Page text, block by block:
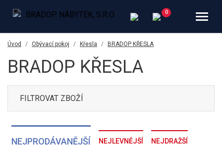
Úvod Obývací pokoj Křesla BRADOP KŘESLA
BRADOP KŘESLA
FILTROVAT ZBOŽÍ
NEJPRODÁVANĚJŠÍ NEJLEVNĚJŠÍ NEJDRAŽŠÍ